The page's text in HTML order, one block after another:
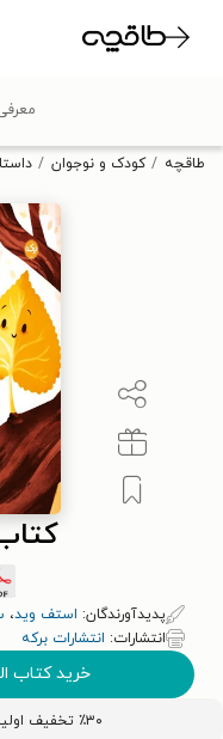
طاقچه کودک و نوجوان
پدیدآورندگان: استف وید،
انتشارات: انتشارات برکه
خرید کتاب
٪۳۰ تخفیف اولین خرید کتاب با کد